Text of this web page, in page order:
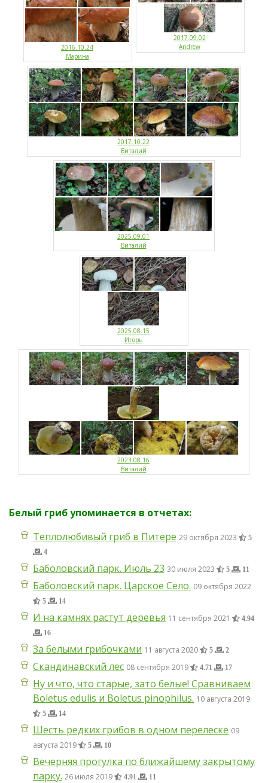
2016.10.24
Марина
2017.09.02
Andrew
2017.10.22
Виталий
2025.09.01
Виталий
2025.08.15
Игорь
2023.08.16
Виталий
Белый гриб упоминается в отчетах:
Теплолюбивый гриб в Питере 29 октября 2023
5
4
Баболовский парк. Июль 23 30 июля 2023 5 11
Баболовский парк. Царское Село. 09 октября 2022
5 14
И на камнях растут деревья 11 сентября 2021
4.94
16
За белыми грибочками 11 августа 2020 5 2
Скандинавский лес 08 сентября 2019 4.71 17
Ну и что, что старые, зато белые! Сравниваем
Boletus edulis и Boletus pinophilus. 10 августа 2019
5 14
Шесть редких грибов в одном перелеске 09
августа 2019
5 10
Вечерняя прогулка по ближайшему закрытому
парку. 26 июля 2019 4.91 11